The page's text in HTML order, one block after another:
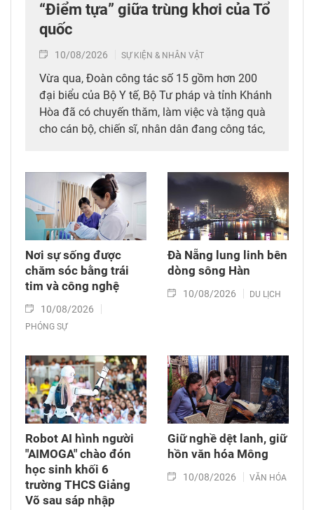
“Điểm tựa” giữa trùng khơi của Tổ
quốc
10/08/2026 SỰ KIỆN & NHÂN VẬT
Vừa qua, Đoàn công tác số 15 gồm hơn 200
đại biểu của Bộ Y tế, Bộ Tư pháp và tỉnh Khánh
Hòa đã có chuyến thăm, làm việc và tặng quà
cho cán bộ, chiến sĩ, nhân dân đang công tác,
sĩ (GS.TS.) Thứ trưởng Bộ Y tế Trần Văn Thuấn
đã có những chia sẻ về thực tế y tế biển đảo
hiện nay cũng như định hướng phát triển trong
thời gian tới…
Nơi sự sống được
chăm sóc bằng trái
tim và công nghệ
10/08/2026
PHÓNG SỰ
Đà Nẵng lung linh bên
dòng sông Hàn
10/08/2026 DU LỊCH
Robot AI hình người
"AIMOGA" chào đón
học sinh khối 6
trường THCS Giảng
Võ sau sáp nhập
Giữ nghề dệt lanh, giữ
hồn văn hóa Mông
10/08/2026 VĂN HÓA